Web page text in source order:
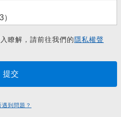
瞭解，請前往我們的隱私權聲
遇到問題？